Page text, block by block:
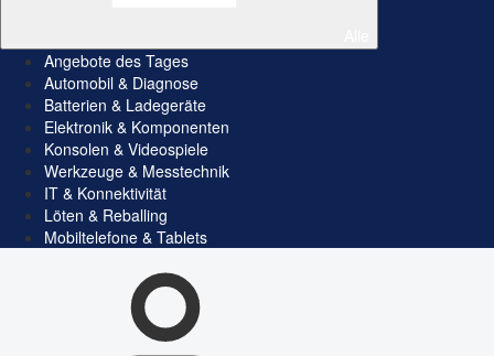
Angebote des Tages
Automobil & Diagnose
Batterien & Ladegeräte
Elektronik & Komponenten
Konsolen & Videospiele
Werkzeuge & Messtechnik
IT & Konnektivität
Löten & Reballing
Mobiltelefone & Tablets